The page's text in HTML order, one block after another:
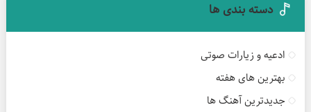
دسته بندی ها
ادعیه و زیارات صوتی
بهترین های هفته
جدیدترین آهنگ ها